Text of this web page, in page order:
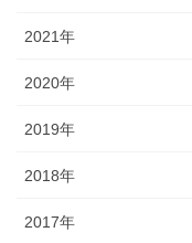
2021年
2020年
2019年
2018年
2017年